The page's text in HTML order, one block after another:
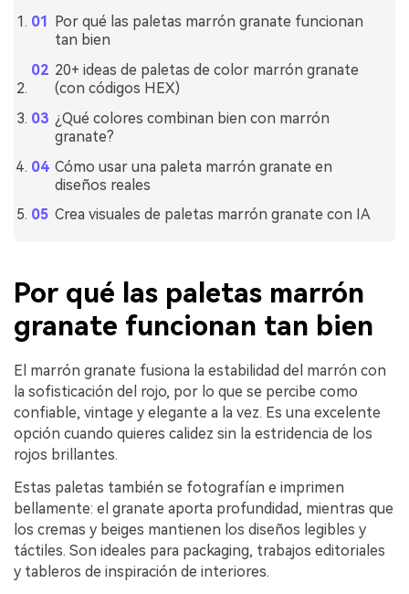
Por qué las paletas marrón granate funcionan
tan bien
20+ ideas de paletas de color marrón granate
(con códigos HEX)
¿Qué colores combinan bien con marrón
granate?
Cómo usar una paleta marrón granate en
diseños reales
Crea visuales de paletas marrón granate con IA
Por qué las paletas marrón
granate funcionan tan bien
El marrón granate fusiona la estabilidad del marrón con
la sofisticación del rojo, por lo que se percibe como
confiable, vintage y elegante a la vez. Es una excelente
opción cuando quieres calidez sin la estridencia de los
rojos brillantes.
Estas paletas también se fotografían e imprimen
bellamente: el granate aporta profundidad, mientras que
los cremas y beiges mantienen los diseños legibles y
táctiles. Son ideales para packaging, trabajos editoriales
y tableros de inspiración de interiores.